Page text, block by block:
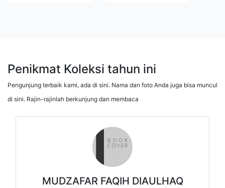
Penikmat Koleksi tahun ini
Pengunjung terbaik kami, ada di sini. Nama dan foto Anda juga bisa muncul
di sini. Rajin-rajinlah berkunjung dan membaca
MUDZAFAR FAQIH DIAULHAQ